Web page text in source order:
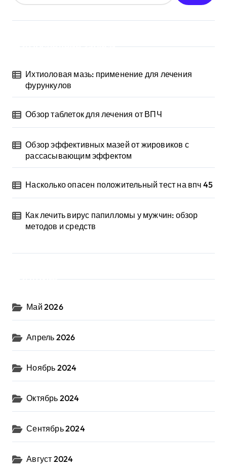
Ихтиоловая мазь: применение для лечения
фурункулов
Обзор таблеток для лечения от ВПЧ
Обзор эффективных мазей от жировиков с
рассасывающим эффектом
Насколько опасен положительный тест на впч 45
Как лечить вирус папилломы у мужчин: обзор
методов и средств
Май 2026
Апрель 2026
Ноябрь 2024
Октябрь 2024
Сентябрь 2024
Август 2024